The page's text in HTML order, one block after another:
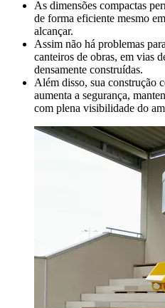
As dimensões compactas
de forma eficiente mesmo
alcançar.
Assim não há problemas
canteiros de obras, em vias
densamente construídas.
Além disso, sua construção
aumenta a segurança,
com plena visibilidade do